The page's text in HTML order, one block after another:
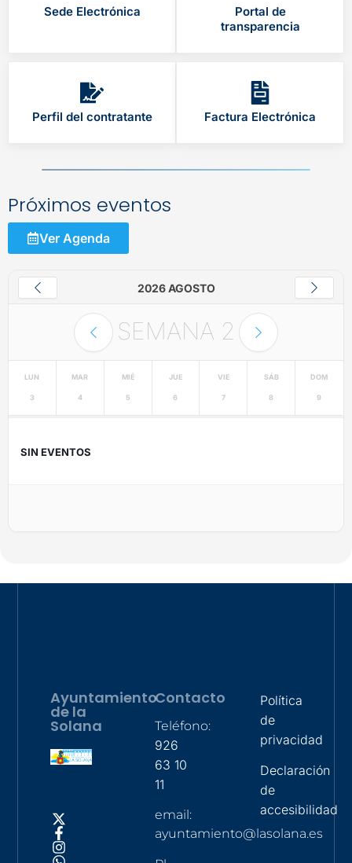
Sede Electrónica
Portal de
transparencia
Perfil del contratante Factura Electrónica
Próximos eventos
Ver Agenda
2026 AGOSTO
SEMANA 2
LUN
3
MAR
4
MIÉ
5
JUE
6
VIE
7
SÁB
8
DOM
9
SIN EVENTOS
Ayuntamiento
de la
Solana
Contacto
Teléfono:
926
63 10
11
email:
ayuntamiento@lasolana.es
Política
de
privacidad
Declaración
de
accesibilidad